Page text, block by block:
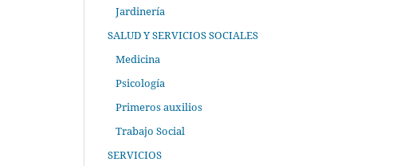
Jardinería
SALUD Y SERVICIOS SOCIALES
Medicina
Psicología
Primeros auxilios
Trabajo Social
SERVICIOS